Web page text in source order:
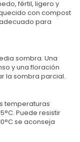
fértil, ligero y
con compost
para
sombra. Una
y una floración
la sombra parcial.
temperaturas
Puede resistir
se aconseja